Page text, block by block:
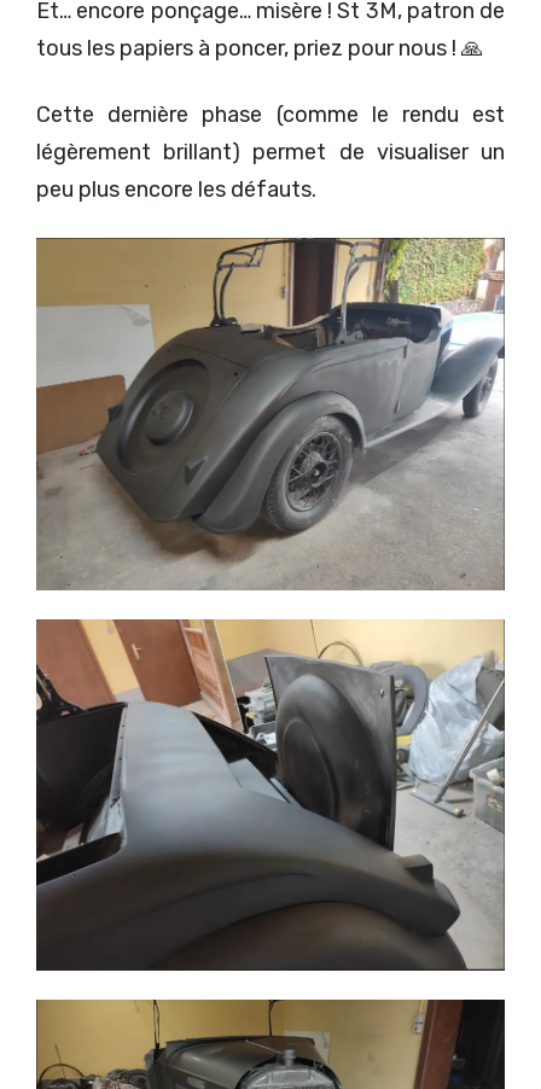
Et… encore ponçage… misère ! St 3M, patron de
tous les papiers à poncer, priez pour nous ! 🙏
Cette dernière phase (comme le rendu est
légèrement brillant) permet de visualiser un
peu plus encore les défauts.